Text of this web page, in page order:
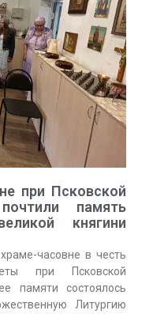
при Псковской
память
княгини
часовне в честь
при Псковской
памяти состоялось
Литургию